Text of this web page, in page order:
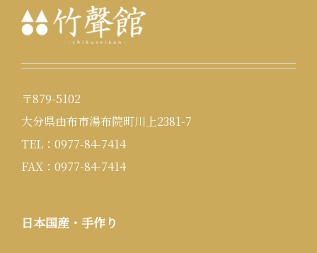
〒879-5102
大分県由布市湯布院町川上2381-7
TEL：0977-84-7414
FAX：0977-84-7414
日本国産・手作り